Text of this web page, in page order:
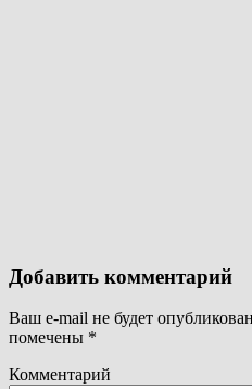
Добавить комментарий
Ваш e-mail не будет
помечены *
Комментарий